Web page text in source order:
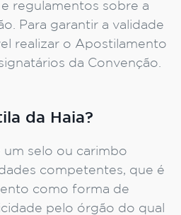
regulamentos sobre a
Para garantir a validade
realizar o Apostilamento
da Convenção.
da Haia?
um selo ou carimbo
competentes, que é
como forma de
pelo órgão do qual